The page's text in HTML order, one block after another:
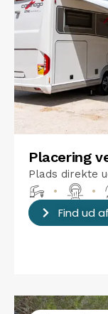
Placering
Plads direkte
•
•
Find ud